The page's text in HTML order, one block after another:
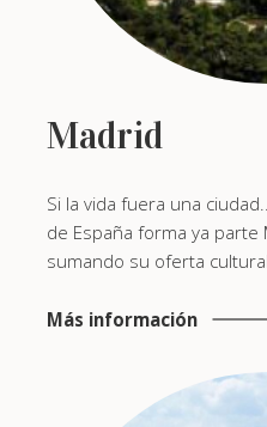
Madrid
Si la vida fuera una
de España forma ya parte
sumando su oferta
Más información